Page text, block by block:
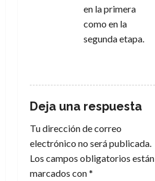
en la primera
como en la
segunda etapa.
Deja una respuesta
Tu dirección de correo
electrónico no será publicada.
Los campos obligatorios están
marcados con*